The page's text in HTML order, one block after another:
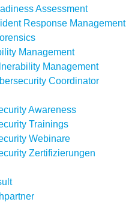
Assessment
Response Management
Management
Management
Coordinator
Awareness
Trainings
Webinare
Zertifizierungen